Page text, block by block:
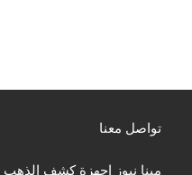
تواصل معنا
مينا نيوز اجهزة كشف الذهب